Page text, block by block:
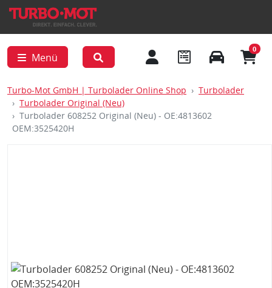
Menü
0
Turbo-Mot GmbH | Turbolader Online Shop
Turbolader
Turbolader Original (Neu)
Turbolader 608252 Original (Neu) - OE:4813602
OEM:3525420H